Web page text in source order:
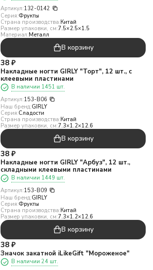
Артикул:132-0142
Серия:Фрукты
Страна производства:Китай
Размер упаковки, см:7.5×2.5×1.5
Материал:Металл
В корзину
38 ₽
Накладные ногти GIRLY "Торт", 12 шт., с
клеевыми пластинами
В наличии 1451 шт.
Артикул:153-B06
Наш бренд:GIRLY
Серия:Сладости
Страна производства:Китай
Размер упаковки, см:7.3×1.2×12.6
В корзину
38 ₽
Накладные ногти GIRLY "Арбуз", 12 шт.,
складными клеевыми пластинами
В наличии 1449 шт.
Артикул:153-B09
Наш бренд:GIRLY
Серия:Фрукты
Страна производства:Китай
Размер упаковки, см:7.3×1.2×12.6
В корзину
38 ₽
Значок закатной iLikeGift "Мороженое"
В наличии 24 шт.